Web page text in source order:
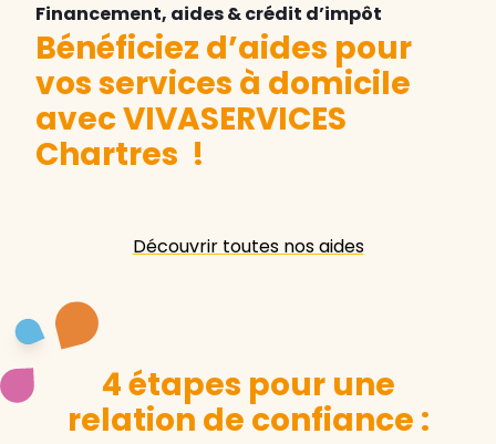
Financement, aides & crédit d’impôt
Bénéficiez d’aides pour
vos services à domicile
avec VIVASERVICES
Chartres !
Découvrir toutes nos aides
4 étapes pour une
relation de confiance :